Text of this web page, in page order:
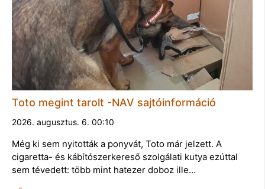
Toto megint tarolt -NAV sajtóinformáció
2026. augusztus. 6. 00:10
Még ki sem nyitották a ponyvát, Toto már jelzett. A
cigaretta- és kábítószerkereső szolgálati kutya ezúttal
sem tévedett: több mint hatezer doboz ille…